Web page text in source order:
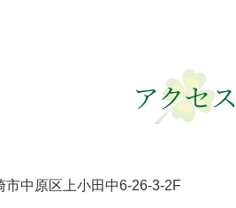
アクセス
市中原区上小田中6-26-3-2F